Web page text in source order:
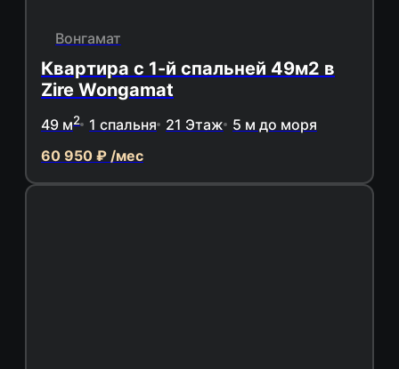
Вонгамат
Квартира с 1-й спальней 49м2 в
Zire Wongamat
49 м2 1 спальня 21 Этаж 5 м до моря
60 950 ₽ /мес